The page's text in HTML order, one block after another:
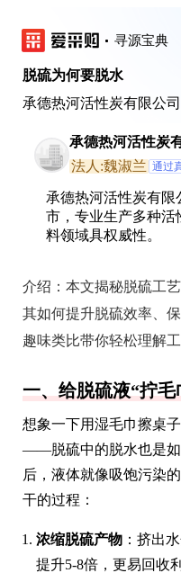
寻源宝典
脱硫为何要脱水
承德热河活性炭有限公司
承德热河活性炭
法人:魏淑兰 通过
承德热河活性炭有限
市，专业生产多种活
料领域具权威性。
介绍： 本文揭秘脱硫工
其如何提升脱硫效率、
趣味类比带你轻松理解
一、给脱硫液“拧毛
想象一下用湿毛巾擦桌
——脱硫中的脱水也是如
后，液体就像吸饱污染
干的过程：
浓缩脱硫产物 ：挤出
提升5-8倍，更易回收